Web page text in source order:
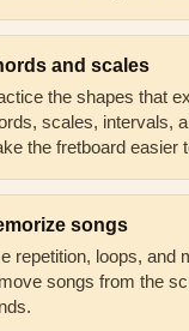
and scales
the shapes that
scales, intervals,
the fretboard easier
songs
repetition, loops, and
songs from the